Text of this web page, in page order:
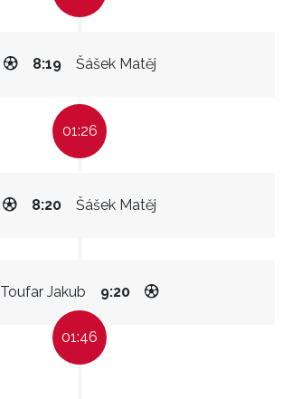
Šášek Matěj
8:19
01:26
Šášek Matěj
8:20
Toufar Jakub 9:20
01:46